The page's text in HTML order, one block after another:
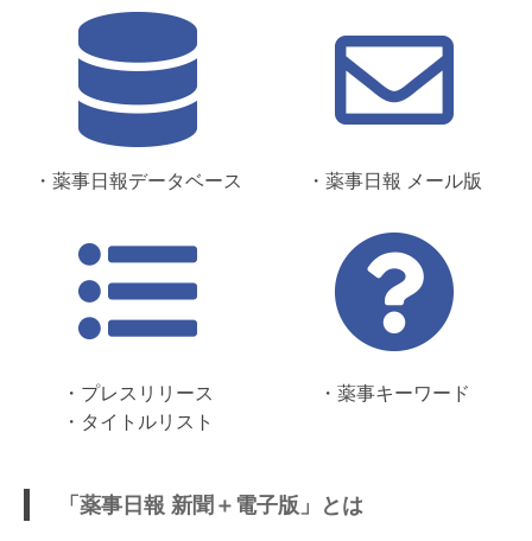
・薬事日報データベース ・薬事日報 メール版
・プレスリリース
・タイトルリスト
・薬事キーワード
「薬事日報 新聞＋電子版」とは